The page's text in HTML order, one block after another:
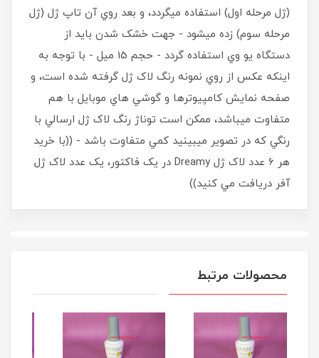
(ژل مرحله اول) استفاده ميگردد، و بعد روي آن تاپ ژل (ژل
مرحله سوم) زده ميشود - جهت خشک شدن بايد از
دستگاه يو وي استفاده گردد - حجم 15 ميل - با توجه به
اينکه عکس از روي نمونه رنگ لاک ژل گرفته شده است، و
صفحه نمايش کامپيوترها و گوشي هاي موبايل با هم
متفاوت ميباشد، ممکن است توناژ رنگ لاک ژل ارسالي با
رنگي که در تصوير ميبينيد کمي متفاوت باشد - ((با خريد
هر 6 عدد لاک ژل Dreamy در يک فاکتور، يک عدد لاک ژل
آفر دريافت مي کنيد))
محصولات مرتبط